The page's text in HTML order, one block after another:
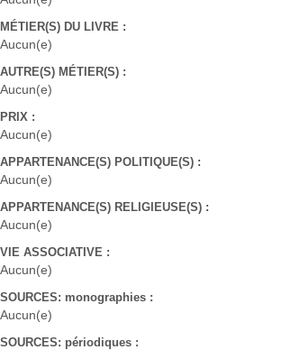
MÉTIER(S) DU LIVRE :
Aucun(e)
AUTRE(S) MÉTIER(S) :
Aucun(e)
PRIX :
Aucun(e)
APPARTENANCE(S) POLITIQUE(S) :
Aucun(e)
APPARTENANCE(S) RELIGIEUSE(S) :
Aucun(e)
VIE ASSOCIATIVE :
Aucun(e)
SOURCES: monographies :
Aucun(e)
SOURCES: périodiques :